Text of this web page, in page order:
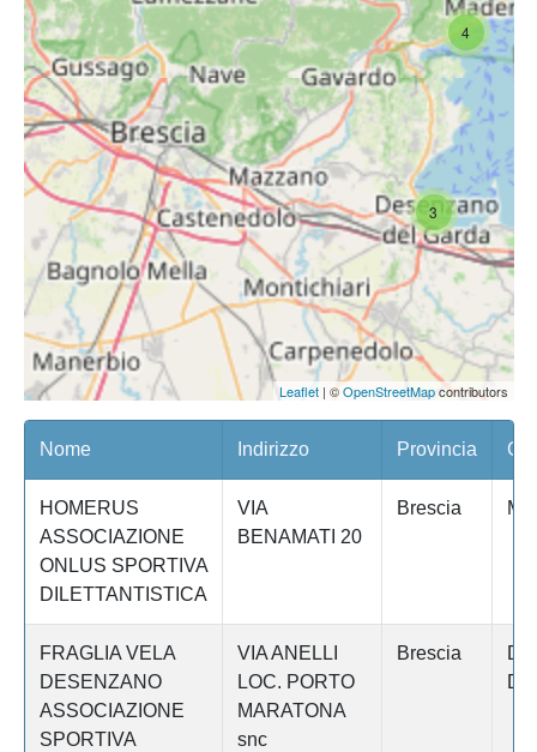
4
3
Leaflet| ©OpenStreetMapcontributors
Nome Indirizzo Provincia
HOMERUS
ASSOCIAZIONE
ONLUS SPORTIVA
DILETTANTISTICA
VIA
BENAMATI 20
Brescia
FRAGLIA VELA
DESENZANO
ASSOCIAZIONE
SPORTIVA
VIA ANELLI
LOC. PORTO
MARATONA
snc
Brescia